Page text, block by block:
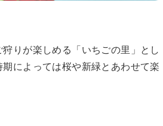
りが楽しめる「いちごの里」とし
によっては桜や新緑とあわせて楽